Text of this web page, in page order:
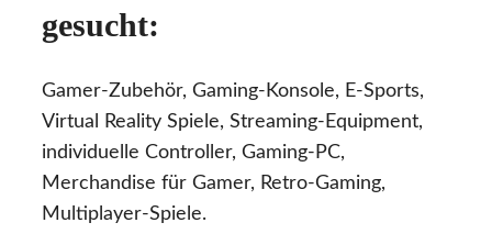
gesucht:
Gamer-Zubehör, Gaming-Konsole, E-Sports,
Virtual Reality Spiele, Streaming-Equipment,
individuelle Controller, Gaming-PC,
Merchandise für Gamer, Retro-Gaming,
Multiplayer-Spiele.